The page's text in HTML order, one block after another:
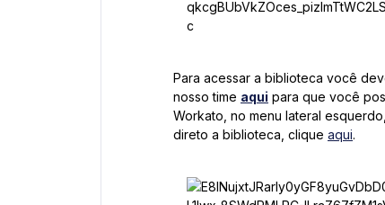
Para acessar a biblioteca você
nosso time aqui para que você
Workato, no menu lateral
direto a biblioteca, clique aqui.